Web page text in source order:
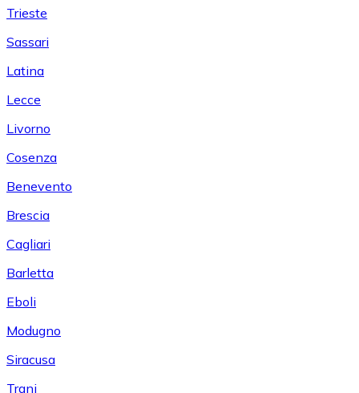
Trieste
Sassari
Latina
Lecce
Livorno
Cosenza
Benevento
Brescia
Cagliari
Barletta
Eboli
Modugno
Siracusa
Trani